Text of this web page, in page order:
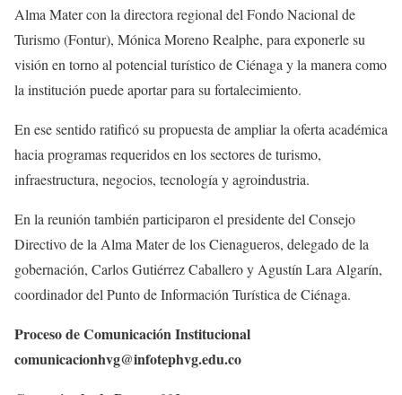
Alma Mater con la directora regional del Fondo Nacional de
Turismo (Fontur), Mónica Moreno Realphe, para exponerle su
visión en torno al potencial turístico de Ciénaga y la manera como
la institución puede aportar para su fortalecimiento.
En ese sentido ratificó su propuesta de ampliar la oferta académica
hacia programas requeridos en los sectores de turismo,
infraestructura, negocios, tecnología y agroindustria.
En la reunión también participaron el presidente del Consejo
Directivo de la Alma Mater de los Cienagueros, delegado de la
gobernación, Carlos Gutiérrez Caballero y Agustín Lara Algarín,
coordinador del Punto de Información Turística de Ciénaga.
Proceso de Comunicación Institucional
comunicacionhvg@infotephvg.edu.co